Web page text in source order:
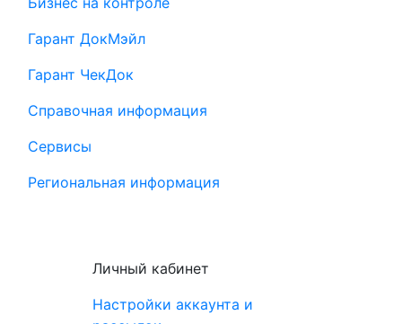
Гарант ДокМэйл
Гарант ЧекДок
Справочная информация
Сервисы
Региональная информация
Личный кабинет
Настройки аккаунта и